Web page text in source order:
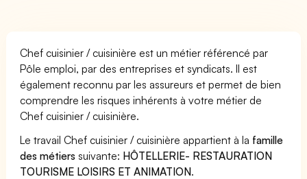
Chef cuisinier / cuisinière est un métier référencé par
Pôle emploi, par des entreprises et syndicats. Il est
également reconnu par les assureurs et permet de bien
comprendre les risques inhérents à votre métier de
Chef cuisinier / cuisinière.
Le travail Chef cuisinier / cuisinière appartient à la famille
des métiers suivante: HÔTELLERIE- RESTAURATION
TOURISME LOISIRS ET ANIMATION.